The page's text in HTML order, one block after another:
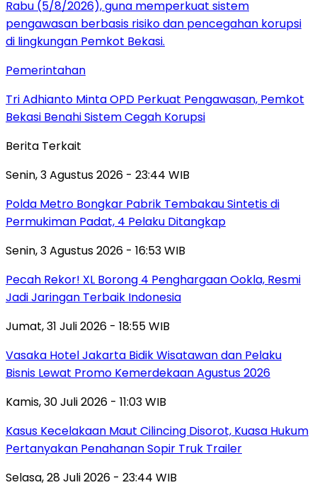
Pemerintahan
Tri Adhianto Minta OPD Perkuat Pengawasan, Pemkot
Bekasi Benahi Sistem Cegah Korupsi
Berita Terkait
Senin, 3 Agustus 2026 - 23:44 WIB
Polda Metro Bongkar Pabrik Tembakau Sintetis di
Permukiman Padat, 4 Pelaku Ditangkap
Senin, 3 Agustus 2026 - 16:53 WIB
Pecah Rekor! XL Borong 4 Penghargaan Ookla, Resmi
Jadi Jaringan Terbaik Indonesia
Jumat, 31 Juli 2026 - 18:55 WIB
Vasaka Hotel Jakarta Bidik Wisatawan dan Pelaku
Bisnis Lewat Promo Kemerdekaan Agustus 2026
Kamis, 30 Juli 2026 - 11:03 WIB
Kasus Kecelakaan Maut Cilincing Disorot, Kuasa Hukum
Pertanyakan Penahanan Sopir Truk Trailer
Selasa, 28 Juli 2026 - 23:44 WIB